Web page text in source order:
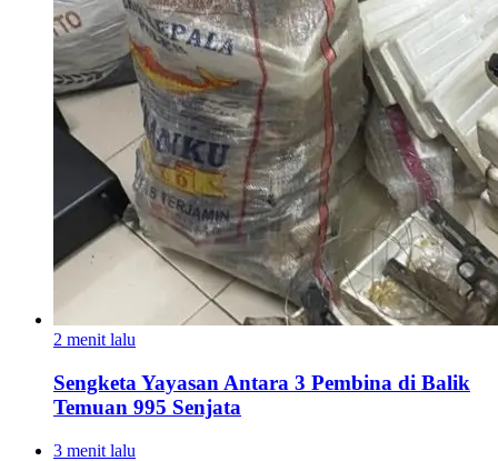
2 menit lalu
Sengketa Yayasan Antara 3 Pembina di Balik
Temuan 995 Senjata
3 menit lalu